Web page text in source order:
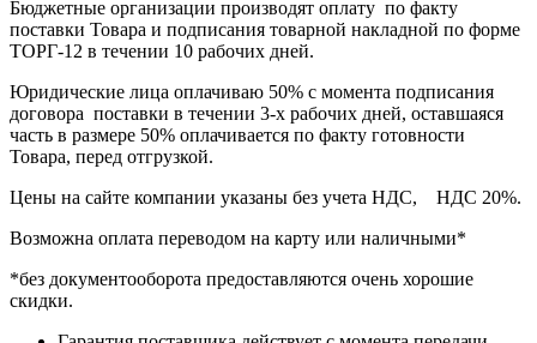
Бюджетные организации производят оплату по факту
поставки Товара и подписания товарной накладной по форме
ТОРГ-12 в течении 10 рабочих дней.
Юридические лица оплачиваю 50% с момента подписания
договора поставки в течении 3-х рабочих дней, оставшаяся
часть в размере 50% оплачивается по факту готовности
Товара, перед отгрузкой.
Цены на сайте компании указаны без учета НДС, НДС 20%.
Возможна оплата переводом на карту или наличными*
*без документооборота предоставляются очень хорошие
скидки.